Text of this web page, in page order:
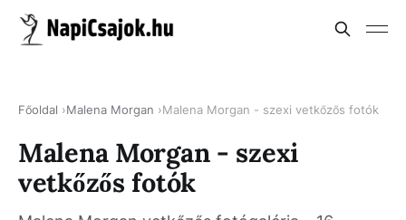
Főoldal Malena Morgan Malena Morgan - szexi vetkőzős fotók
Malena Morgan - szexi
vetkőzős fotók